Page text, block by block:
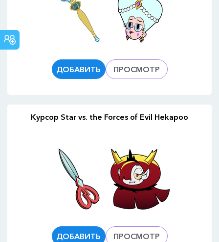
ДОБАВИТЬ ПРОСМОТР
Курсор Star vs. the Forces of Evil Hekapoo
ДОБАВИТЬ ПРОСМОТР
СООБЩЕСТВО
CUSTOM
CURSOR